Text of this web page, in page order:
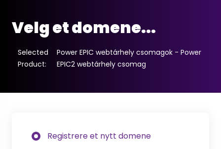
Velg et domene...
Selected
Product:
Power EPIC webtárhely csomagok - Power
EPIC2 webtárhely csomag
Registrere et nytt domene